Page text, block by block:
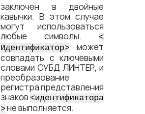
заключен в двойные
кавычки. В этом случае
могут использоваться
любые символы.
<​
Идентификатор​>
может
совпадать с ключевыми
словами СУБД ЛИНТЕР, и
преобразование
регистра представления
знаков <​идентификатора​
>не выполняется.